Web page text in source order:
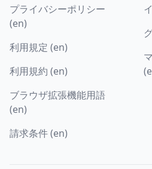
プライバシーポリシー
(en)
利用規定 (en)
利用規約 (en)
ブラウザ拡張機能用語
(en)
請求条件 (en)